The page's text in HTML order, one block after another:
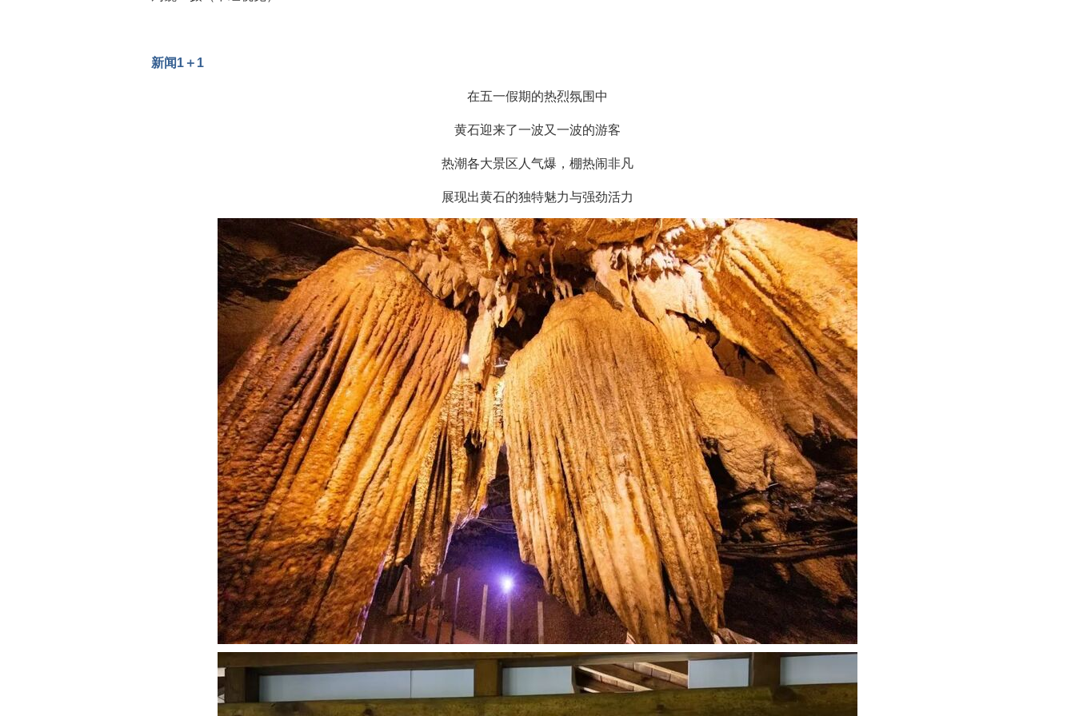
新闻1＋1
在五一假期的热烈氛围中
黄石迎来了一波又一波的游客
热潮各大景区人气爆，棚热闹非凡
展现出黄石的独特魅力与强劲活力